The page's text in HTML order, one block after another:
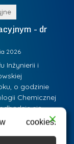
- dr
2026
Inżynierii i
o godzinie
Chemicznej
się
się o…
L
cookies.